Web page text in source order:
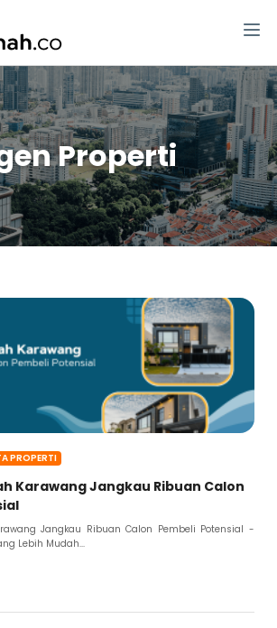
Properti
PROPERTI
Karawang Jangkau Ribuan Calon
Jangkau Ribuan Calon Pembeli Potensial -
Lebih Mudah...